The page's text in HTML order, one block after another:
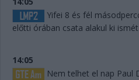
Yifei 8 és fél
előtti órában csata alakul ki
14:05
Nem telhet el nap Paul